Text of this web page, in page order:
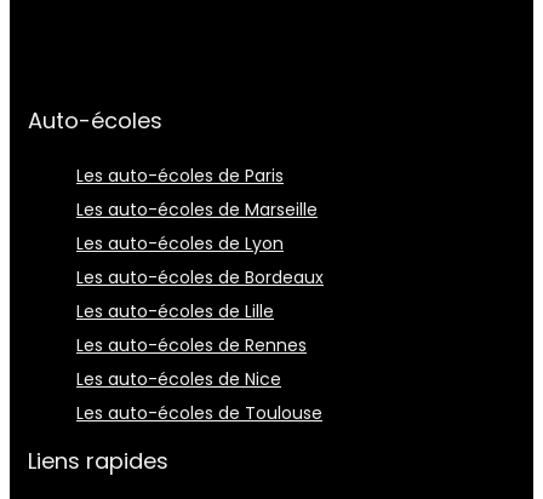
Auto-écoles
Les auto-écoles de Paris
Les auto-écoles de Marseille
Les auto-écoles de Lyon
Les auto-écoles de Bordeaux
Les auto-écoles de Lille
Les auto-écoles de Rennes
Les auto-écoles de Nice
Les auto-écoles de Toulouse
Liens rapides